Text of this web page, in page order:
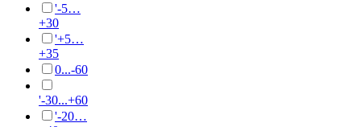
'-5…
+30
'+5…
+35
0...-60
'-30...+60
'-20…